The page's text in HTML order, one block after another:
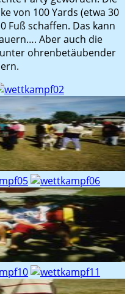
von 100 Yards (etwa 30
Fuß schaffen. Das kann
Aber auch die
ohrenbetäubender